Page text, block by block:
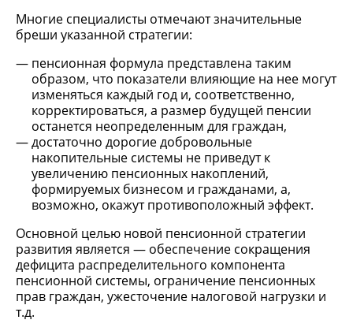
Многие специалисты отмечают значительные
бреши указанной стратегии:
пенсионная формула представлена таким
образом, что показатели влияющие на нее могут
изменяться каждый год и, соответственно,
корректироваться, а размер будущей пенсии
останется неопределенным для граждан,
достаточно дорогие добровольные
накопительные системы не приведут к
увеличению пенсионных накоплений,
формируемых бизнесом и гражданами, а,
возможно, окажут противоположный эффект.
Основной целью новой пенсионной стратегии
развития является — обеспечение сокращения
дефицита распределительного компонента
пенсионной системы, ограничение пенсионных
прав граждан, ужесточение налоговой нагрузки и
т.д.